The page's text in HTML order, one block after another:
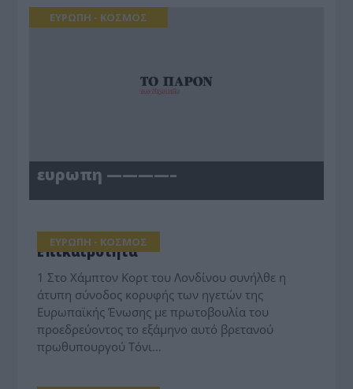
ΕΥΡΩΠΗ - ΚΟΣΜΟΣ
ευρωπη ————–
ΕΥΡΩΠΗ - ΚΟΣΜΟΣ
Επικαιρότητα
1 Στο Χάμπτον Κορτ του Λονδίνου συνήλθε η
άτυπη σύνοδος κορυφής των ηγετών της
Ευρωπαϊκής Ένωσης με πρωτοβουλία του
προεδρεύοντος το εξάμηνο αυτό βρετανού
πρωθυπουργού Τόνι…